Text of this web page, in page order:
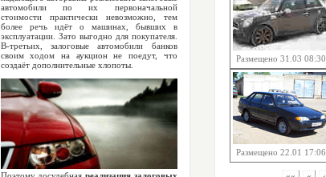
автомобили по их первоначальной
стоимости практически невозможно, тем
более речь идёт о машинах, бывших в
эксплуатации. Зато выгодно для покупателя.
В-третьих, залоговые автомобили банков
своим ходом на аукцион не поедут, что
создаёт дополнительные хлопоты.
Размещено 31.03 08:30
Размещено 22.01 17:06